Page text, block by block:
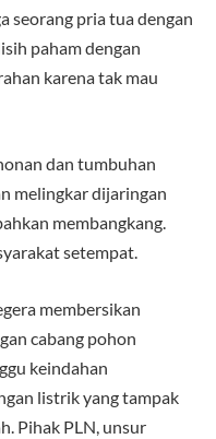
seorang pria tua dengan
paham dengan
karena tak mau
dan tumbuhan
melingkar dijaringan
membangkang.
setempat.
membersikan
cabang pohon
keindahan
listrik yang tampak
Pihak PLN, unsur